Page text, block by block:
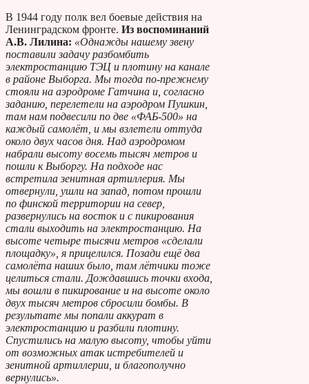
В 1944 году полк вел боевые действия на
Ленинградском фронте. Из воспоминаний
А.В. Лилина: «Однажды нашему звену
поставили задачу разбомбить
электростанцию ТЭЦ и плотину на канале
в районе Выборга. Мы тогда по-прежнему
стояли на аэродроме Гатчина и, согласно
заданию, перелетели на аэродром Пушкин,
там нам подвесили по две «ФАБ-500» на
каждый самолёт, и мы взлетели оттуда
около двух часов дня. Над аэродромом
набрали высоту восемь тысяч метров и
пошли к Выборгу. На подходе нас
встретила зенитная артиллерия. Мы
отвернули, ушли на запад, потом прошли
по финской территории на север,
развернулись на восток и с пикирования
стали выходить на электростанцию. На
высоте четыре тысячи метров «сделали
площадку», я прицелился. Позади ещё два
самолёта наших было, там лётчики тоже
целиться стали. Дождавшись точки входа,
мы вошли в пикирование и на высоте около
двух тысяч метров сбросили бомбы. В
результате мы попали аккурат в
электростанцию и разбили плотину.
Спустились на малую высоту, чтобы уйти
от возможных атак истребителей и
зенитной артиллерии, и благополучно
вернулись».